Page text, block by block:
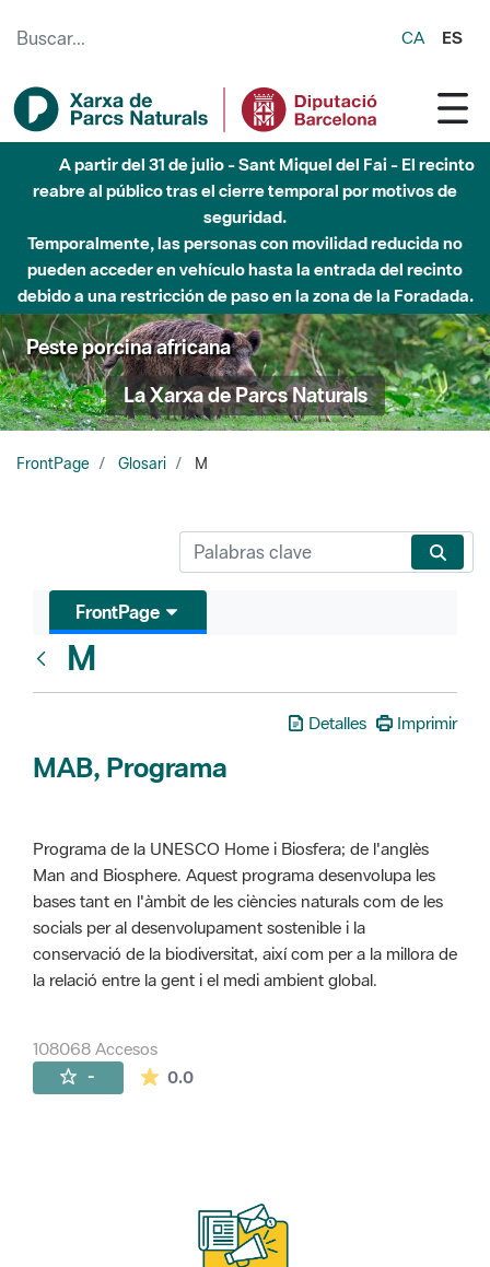
CA ES
A partir del 31 de julio - Sant Miquel del Fai - El recinto
reabre al público tras el cierre temporal por motivos de
seguridad.
Temporalmente, las personas con movilidad reducida no
pueden acceder en vehículo hasta la entrada del recinto
debido a una restricción de paso en la zona de la Foradada.
Peste porcina africana
La Xarxa de Parcs Naturals
FrontPage Glosari M
FrontPage
M
Detalles Imprimir
MAB, Programa
Programa de la UNESCO Home i Biosfera; de l'anglès
Man and Biosphere. Aquest programa desenvolupa les
bases tant en l'àmbit de les ciències naturals com de les
socials per al desenvolupament sostenible i la
conservació de la biodiversitat, així com per a la millora de
la relació entre la gent i el medi ambient global.
108068 Accesos
- 0.0La valoración media es de 0 estrellas de